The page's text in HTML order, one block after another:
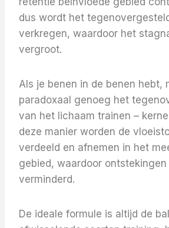
dus wordt het
verkregen, waardoor het
vergroot.
Als je benen in de benen hebt,
paradoxaal genoeg het
van het lichaam trainen –
deze manier worden de
verdeeld en afnemen in het
gebied, waardoor ontstekingen
verminderd.
De ideale formule is altijd de